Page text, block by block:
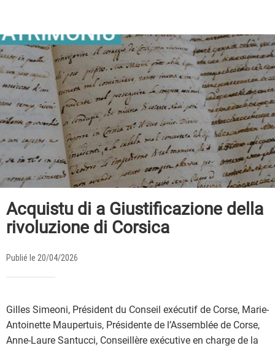
Acquistu di a Giustificazione della
rivoluzione di Corsica
Publié le 20/04/2026
Gilles Simeoni, Président du Conseil exécutif de Corse, Marie-
Antoinette Maupertuis, Présidente de l’Assemblée de Corse,
Anne-Laure Santucci, Conseillère exécutive en charge de la